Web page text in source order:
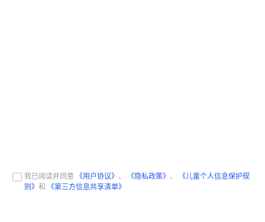
我已阅读并同意 《用户协议》 、 《隐私政策》 、
《儿童个人信息保护规
则》和 《第三方信息共享清单》